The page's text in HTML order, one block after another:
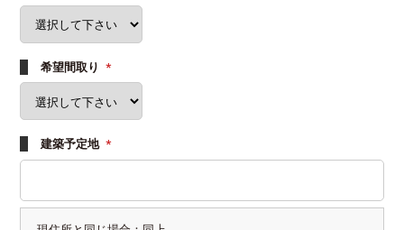
希望間取り *
建築予定地 *